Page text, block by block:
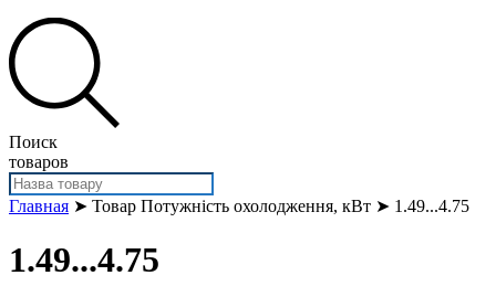
Поиск
товаров
Главная ➤ Товар Потужність охолодження, кВт ➤ 1.49...4.75
1.49...4.75